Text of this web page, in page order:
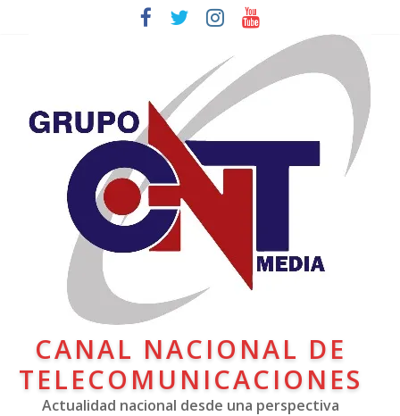
CANAL NACIONAL DE
TELECOMUNICACIONES
Actualidad nacional desde una perspectiva